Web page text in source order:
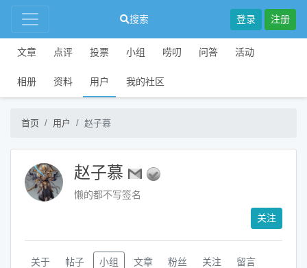
搜索 登录 注册
文章 点评 投票 小组 唠叨 问答 活动
相册 资料 用户 我的社区
首页 用户 赵子慕
赵子慕
懒的都不写签名
关注
关于 帖子 小组 文章 粉丝 关注 留言